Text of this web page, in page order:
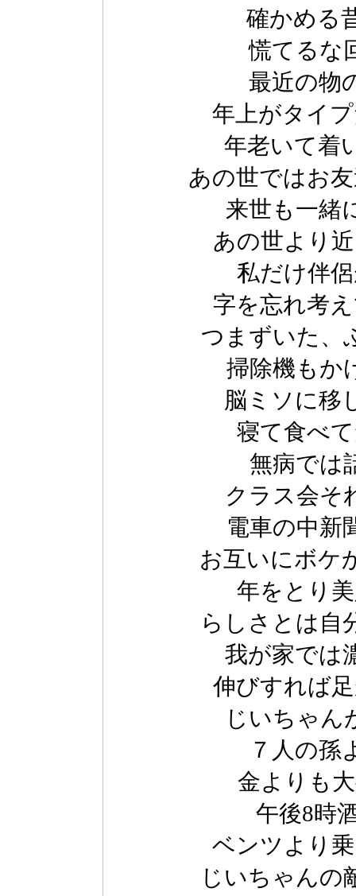
確かめる
慌てるな
最近の物
年上がタイ
年老いて着
あの世ではお
来世も一緒
あの世より
私だけ伴
字を忘れ考
つまずいた、
掃除機もか
脳ミソに移
寝て食べ
無病では
クラス会そ
電車の中新
お互いにボケ
年をとり
らしさとは自
我が家では
伸びすれば
じいちゃん
７人の孫
金よりも
午後8時
ベンツより
じいちゃんの